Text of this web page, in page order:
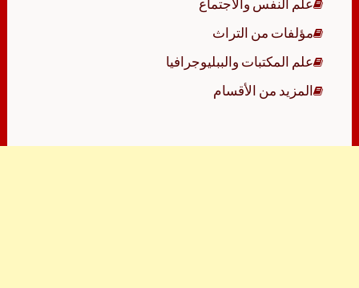
علم النفس والاجتماع
مؤلفات من التراث
علم المكتبات والببليوجرافيا
المزيد من الأقسام